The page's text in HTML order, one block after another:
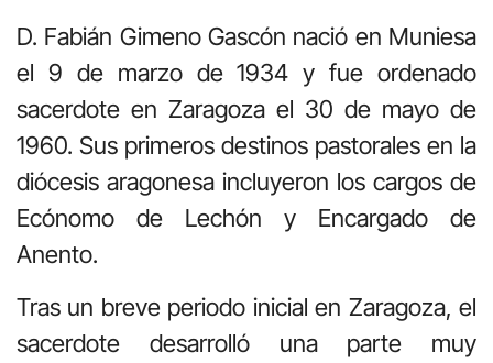
D. Fabián Gimeno Gascón nació en Muniesa
el 9 de marzo de 1934 y fue ordenado
sacerdote en Zaragoza el 30 de mayo de
1960. Sus primeros destinos pastorales en la
diócesis aragonesa incluyeron los cargos de
Ecónomo de Lechón y Encargado de
Anento.
Tras un breve periodo inicial en Zaragoza, el
sacerdote desarrolló una parte muy